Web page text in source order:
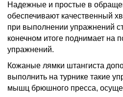
Надежные и простые в
обеспечивают качественный
при выполнении упражнений
конечном итоге поднимает на
упражнений.
Кожаные лямки штангиста
выполнить на турнике такие
мышц брюшного пресса,